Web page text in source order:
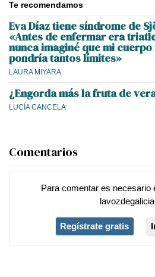
Te recomendamos
Eva Díaz tiene síndrome de
«Antes de enfermar era
nunca imaginé que mi cuerpo
pondría tantos límites»
LAURA MIYARA
¿Engorda más la fruta de
LUCÍA CANCELA
Comentarios
Para comentar es necesario
Regístrate gratis